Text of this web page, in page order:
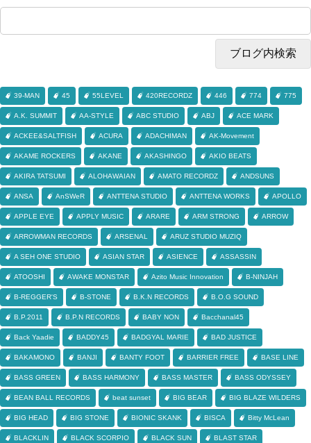
39-MAN 45 55LEVEL 420RECORDZ 446 774 775
A.K. SUMMIT AA-STYLE ABC STUDIO ABJ ACE MARK
ACKEE&SALTFISH ACURA ADACHIMAN AK-Movement
AKAME ROCKERS AKANE AKASHINGO AKIO BEATS
AKIRA TATSUMI ALOHAWAIAN AMATO RECORDZ ANDSUNS
ANSA AnSWeR ANTTENA STUDIO ANTTENA WORKS APOLLO
APPLE EYE APPLY MUSIC ARARE ARM STRONG ARROW
ARROWMAN RECORDS ARSENAL ARUZ STUDIO MUZIQ
A SEH ONE STUDIO ASIAN STAR ASIENCE ASSASSIN
ATOOSHI AWAKE MONSTAR Azito Music Innovation B-NINJAH
B-REGGER'S B-STONE B.K.N RECORDS B.O.G SOUND
B.P.2011 B.P.N RECORDS BABY NON Bacchanal45
Back Yaadie BADDY45 BADGYAL MARIE BAD JUSTICE
BAKAMONO BANJI BANTY FOOT BARRIER FREE BASE LINE
BASS GREEN BASS HARMONY BASS MASTER BASS ODYSSEY
BEAN BALL RECORDS beat sunset BIG BEAR BIG BLAZE WILDERS
BIG HEAD BIG STONE BIONIC SKANK BISCA Bitty McLean
BLACKLIN BLACK SCORPIO BLACK SUN BLAST STAR